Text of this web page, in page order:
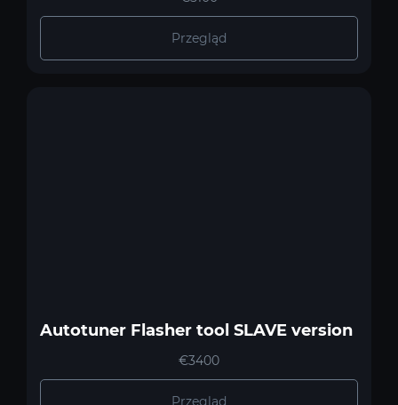
Przegląd
Autotuner Flasher tool SLAVE version
€3400
Przegląd